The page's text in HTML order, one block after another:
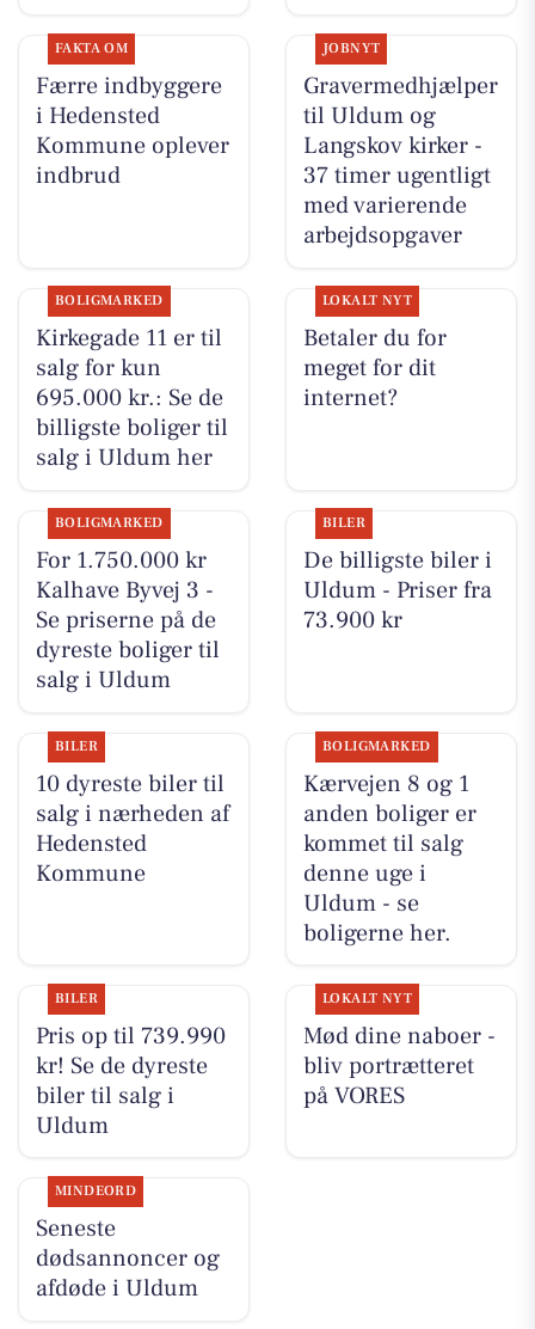
FAKTA OM
Færre indbyggere
i Hedensted
Kommune oplever
indbrud
JOBNYT
Gravermedhjælper
til Uldum og
Langskov kirker -
37 timer ugentligt
med varierende
arbejdsopgaver
BOLIGMARKED
Kirkegade 11 er til
salg for kun
695.000 kr.: Se de
billigste boliger til
salg i Uldum her
LOKALT NYT
Betaler du for
meget for dit
internet?
BOLIGMARKED
For 1.750.000 kr
Kalhave Byvej 3 -
Se priserne på de
dyreste boliger til
salg i Uldum
BILER
De billigste biler i
Uldum - Priser fra
73.900 kr
BILER
10 dyreste biler til
salg i nærheden af
Hedensted
Kommune
BOLIGMARKED
Kærvejen 8 og 1
anden boliger er
kommet til salg
denne uge i
Uldum - se
boligerne her.
BILER
Pris op til 739.990
kr! Se de dyreste
biler til salg i
Uldum
LOKALT NYT
Mød dine naboer -
bliv portrætteret
på VORES
MINDEORD
Seneste
dødsannoncer og
afdøde i Uldum